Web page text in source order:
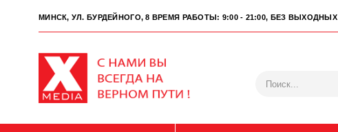
МИНСК, УЛ. БУРДЕЙНОГО, 8 ВРЕМЯ РАБОТЫ: 9:00 - 21:00, БЕЗ ВЫХОДНЫХ